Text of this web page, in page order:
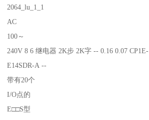
2064_lu_1_1
AC
100～
240V 8 6 继电器 2K步 2K字 -- 0.16 0.07 CP1E-
E14SDR-A --
带有20个
I/O点的
E□□S型